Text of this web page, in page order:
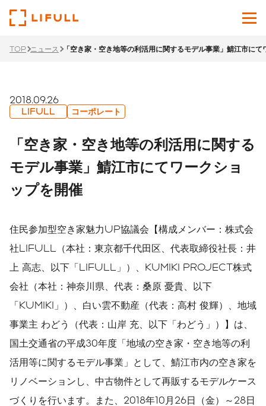
Japanese English
サービス
ニュース
サステナビリティ
TOP ニュース 「空き家・空き地等の利活用に関するモデル事業」鯖江市にて
2018.09.26
LIFULL コーポレート
「空き家・空き地等の利活用に関する
モデル事業」鯖江市にてワークショ
ップを開催
住民参加型空き家魅力UP協議会【構成メンバー：株式会
社LIFULL（本社：東京都千代田区、代表取締役社長：井
上 高志、以下「LIFULL」）、KUMIKI PROJECT株式
会社（本社：神奈川県、代表：桑原 憂貴、以下
「KUMIKI」）、白い雲不動産（代表：高村 俊輝）、地域
事業主 わどう（代表：山岸 充、以下「わどう」）】は、
国土交通省の平成30年度「地域の空き家・空き地等の利
活用等に関するモデル事業」として、鯖江市内の空き家を
リノベーションし、中古物件として再販するモデルケース
づくりを行います。また、2018年10月26日（金）～28日